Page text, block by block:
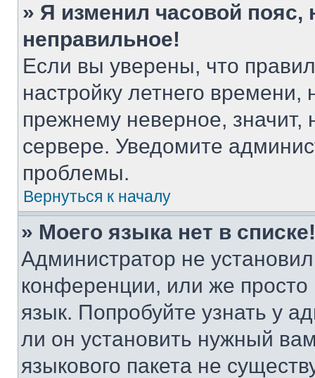
» Я изменил часовой пояс,
неправильное!
Если вы уверены, что
настройку летнего
прежнему неверное, значит,
сервере. Уведомите
проблемы.
Вернуться к началу
» Моего языка нет в списке!
Администратор не
конференции, или же
язык. Попробуйте узнать у
ли он установить нужный
языкового пакета не